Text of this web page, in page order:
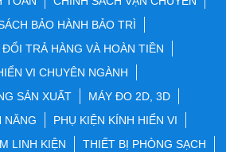
BẢO HÀNH BẢO TRÌ
TRẢ HÀNG VÀ HOÀN TIỀN
VI CHUYÊN NGÀNH
SẢN XUẤT
MÁY ĐO 2D, 3D
NĂNG
PHỤ KIỆN KÍNH HIỂN VI
LINH KIỆN
THIẾT BỊ PHÒNG SẠCH